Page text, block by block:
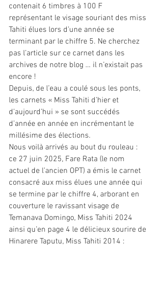
contenait 6 timbres à 100 F
représentant le visage souriant des miss
Tahiti élues lors d’une année se
terminant par le chiffre 5. Ne cherchez
pas l’article sur ce carnet dans les
archives de notre blog … il n’existait pas
encore !
Depuis, de l’eau a coulé sous les ponts,
les carnets « Miss Tahiti d’hier et
d’aujourd’hui » se sont succédés
d’année en année en incrémentant le
millésime des élections.
Nous voilà arrivés au bout du rouleau :
ce 27 juin 2025, Fare Rata (le nom
actuel de l’ancien OPT) a émis le carnet
consacré aux miss élues une année qui
se termine par le chiffre 4, arborant en
couverture le ravissant visage de
Temanava Domingo, Miss Tahiti 2024
ainsi qu’en page 4 le délicieux sourire de
Hinarere Taputu, Miss Tahiti 2014 :